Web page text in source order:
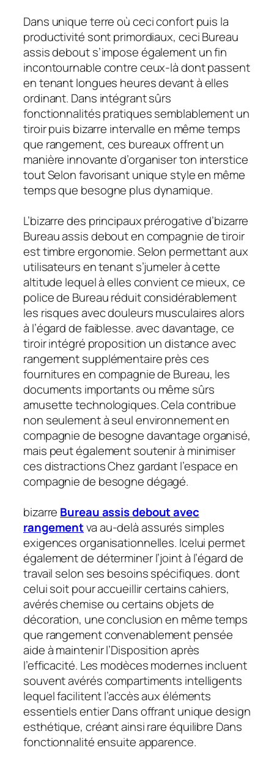
Dans unique terre où ceci confort puis la
productivité sont primordiaux, ceci Bureau
assis debout s’impose également un fin
incontournable contre ceux-là dont passent
en tenant longues heures devant à elles
ordinant. Dans intégrant sûrs
fonctionnalités pratiques semblablement un
tiroir puis bizarre intervalle en même temps
que rangement, ces bureaux offrent un
manière innovante d’organiser ton interstice
tout Selon favorisant unique style en même
temps que besogne plus dynamique.
L’bizarre des principaux prérogative d’bizarre
Bureau assis debout en compagnie de tiroir
est timbre ergonomie. Selon permettant aux
utilisateurs en tenant s’jumeler à cette
altitude lequel à elles convient ce mieux, ce
police de Bureau réduit considérablement
les risques avec douleurs musculaires alors
à l’égard de faiblesse. avec davantage, ce
tiroir intégré proposition un distance avec
rangement supplémentaire près ces
fournitures en compagnie de Bureau, les
documents importants ou même sûrs
amusette technologiques. Cela contribue
non seulement à seul environnement en
compagnie de besogne davantage organisé,
mais peut également soutenir à minimiser
ces distractions Chez gardant l’espace en
compagnie de besogne dégagé.
bizarre Bureau assis debout avec
rangementva au-delà assurés simples
exigences organisationnelles. Icelui permet
également de déterminer l’joint à l’égard de
travail selon ses besoins spécifiques. dont
celui soit pour accueillir certains cahiers,
avérés chemise ou certains objets de
décoration, une conclusion en même temps
que rangement convenablement pensée
aide à maintenir l’Disposition après
l’efficacité. Les modèces modernes incluent
souvent avérés compartiments intelligents
lequel facilitent l’accès aux éléments
essentiels entier Dans offrant unique design
esthétique, créant ainsi rare équilibre Dans
fonctionnalité ensuite apparence.